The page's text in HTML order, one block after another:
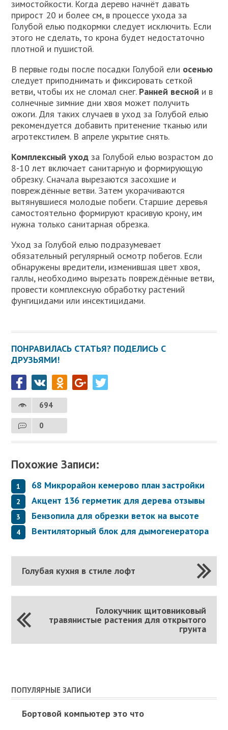
зимостойкости. Когда дерево начнёт давать
прирост 20 и более см, в процессе ухода за
Голубой елью подкормки следует исключить. Если
этого не сделать, то крона будет недостаточно
плотной и пушистой.
В первые годы после посадки Голубой ели осенью
следует приподнимать и фиксировать сеткой
ветви, чтобы их не сломал снег. Ранней весной и в
солнечные зимние дни хвоя может получить
ожоги. Для таких случаев в уход за Голубой елью
рекомендуется добавить притенение тканью или
агротекстилем. В апреле укрытие снять.
Комплексный уход за Голубой елью возрастом до
8-10 лет включает санитарную и формирующую
обрезку. Сначала вырезаются засохшие и
повреждённые ветви. Затем укорачиваются
вытянувшиеся молодые побеги. Старшие деревья
самостоятельно формируют красивую крону, им
нужна только санитарная обрезка.
Уход за Голубой елью подразумевает
обязательный регулярный осмотр побегов. Если
обнаружены вредители, изменившая цвет хвоя,
галлы, необходимо вырезать повреждённые ветви,
провести комплексную обработку растений
фунгицидами или инсектицидами.
ПОНРАВИЛАСЬ СТАТЬЯ? ПОДЕЛИСЬ С
ДРУЗЬЯМИ!
694
0
Похожие Записи:
68 Микрорайон кемерово план застройки
Акцент 136 герметик для дерева отзывы
Бензопила для обрезки веток на высоте
Вентиляторный блок для дымогенератора
Голубая кухня в стиле лофт
Голокучник щитовниковый
травянистые растения для открытого
грунта
ПОПУЛЯРНЫЕ ЗАПИСИ
Бортовой компьютер это что